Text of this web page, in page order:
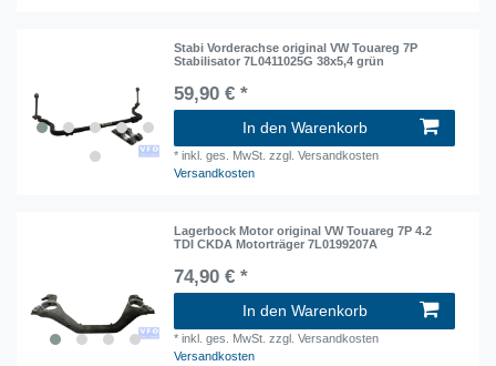
Stabi Vorderachse original VW Touareg 7P
Stabilisator 7L0411025G 38x5,4 grün
59,90 € *
In den Warenkorb
*inkl. ges. MwSt. zzgl. Versandkosten
Versandkosten
Lagerbock Motor original VW Touareg 7P 4.2
TDI CKDA Motorträger 7L0199207A
74,90 € *
In den Warenkorb
*inkl. ges. MwSt. zzgl. Versandkosten
Versandkosten